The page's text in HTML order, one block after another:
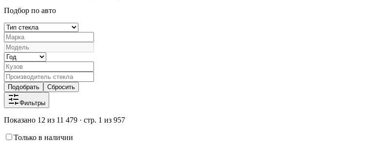
Подбор по авто
Подобрать Сбросить
Фильтры
Показано 12 из 11 479 · стр. 1 из 957
Только в наличии